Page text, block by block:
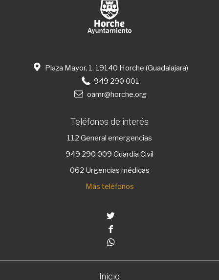
Plaza Mayor, 1. 19140 Horche (Guadalajara)
949 290 001
oamr@horche.org
Teléfonos de interés
112 General emergencias
949 290 009 Guardia Civil
062 Urgencias médicas
Más teléfonos
Inicio